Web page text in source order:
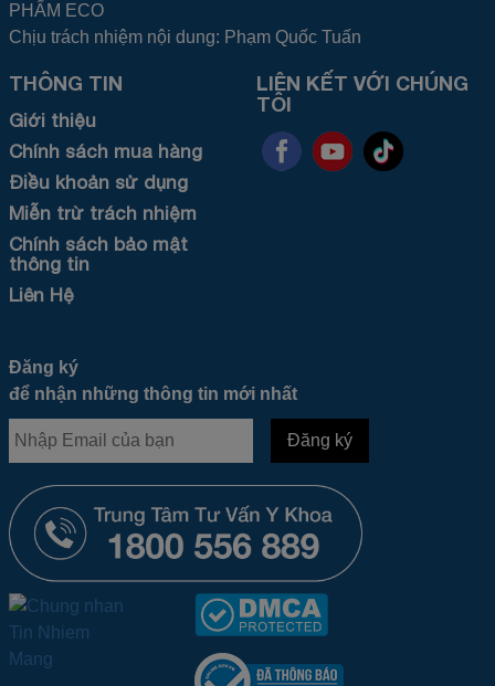
PHẨM ECO
Chịu trách nhiệm nội dung: Phạm Quốc Tuấn
THÔNG TIN
Giới thiệu
Chính sách mua hàng
Điều khoản sử dụng
Miễn trừ trách nhiệm
Chính sách bảo mật
thông tin
Liên Hệ
LIÊN KẾT VỚI CHÚNG
TÔI
Đăng ký
để nhận những thông tin mới nhất